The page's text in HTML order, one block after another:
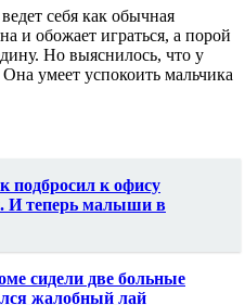
себя как обычная
обожает играться, а порой
Но выяснилось, что у
умеет успокоить мальчика
подбросил к офису
И теперь малыши в
сидели две больные
жалобный лай